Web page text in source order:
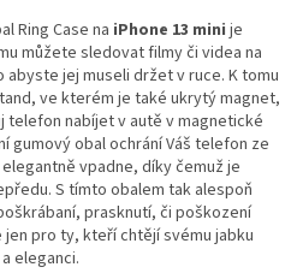
Ring Case na iPhone 13 mini je
můžete sledovat filmy či videa na
jej museli držet v ruce. K tomu
ve kterém je také ukrytý magnet,
telefon nabíjet v autě v magnetické
gumový obal ochrání Váš telefon ze
vpadne, díky čemuž je
S tímto obalem tak alespoň
prasknutí, či poškození
jen pro ty, kteří chtějí svému jabku
eleganci.